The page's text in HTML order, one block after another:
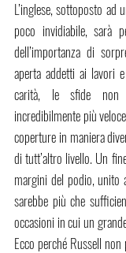
L’inglese, sottoposto ad
poco invidiabile, sarà
dell’importanza di
aperta addetti ai lavori
carità, le sfide
incredibilmente più
coperture in maniera
di tutt’altro livello. Un
margini del podio,
sarebbe più che
occasioni in cui un
Ecco perché Russell